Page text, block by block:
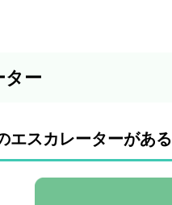
ター
エスカレーターがある